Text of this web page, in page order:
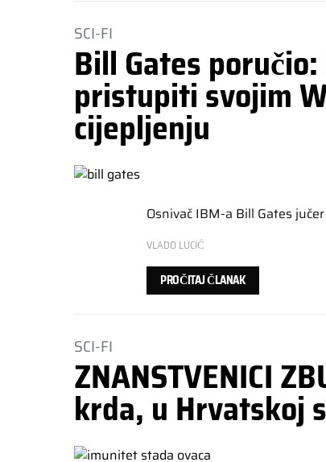
SCI-FI
Bill Gates
pristupiti svojim
cijepljenju
Osnivač IBM-a Bill Gates
VLADO LUCIĆ
PROČITAJ ČLANAK
SCI-FI
ZNANSTVENICI
krda, u Hrvatskoj